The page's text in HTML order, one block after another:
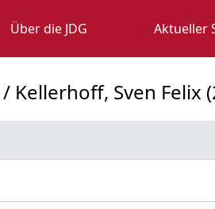
Über die JDG Aktueller
Sven Felix